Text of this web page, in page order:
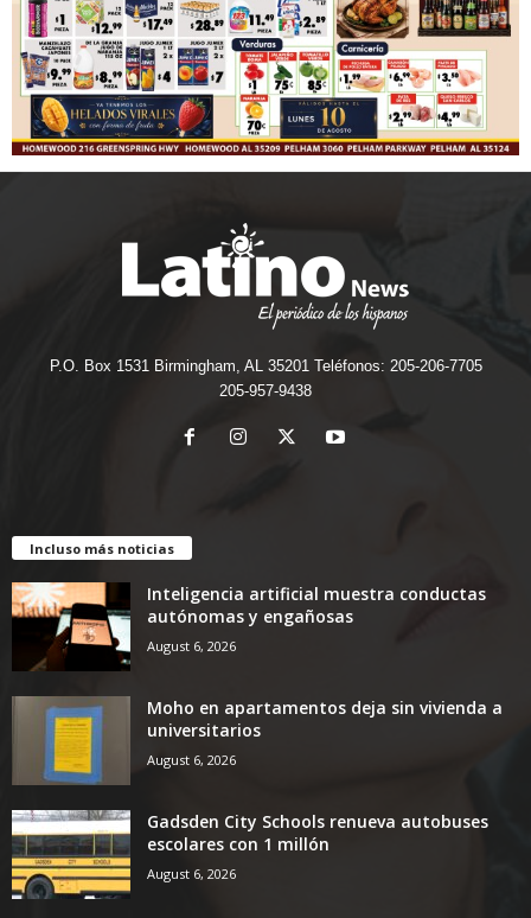
P.O. Box 1531 Birmingham, AL 35201 Teléfonos: 205-206-7705
205-957-9438
Incluso más noticias
Inteligencia artificial muestra conductas
autónomas y engañosas
August 6, 2026
Moho en apartamentos deja sin vivienda a
universitarios
August 6, 2026
Gadsden City Schools renueva autobuses
escolares con 1 millón
August 6, 2026